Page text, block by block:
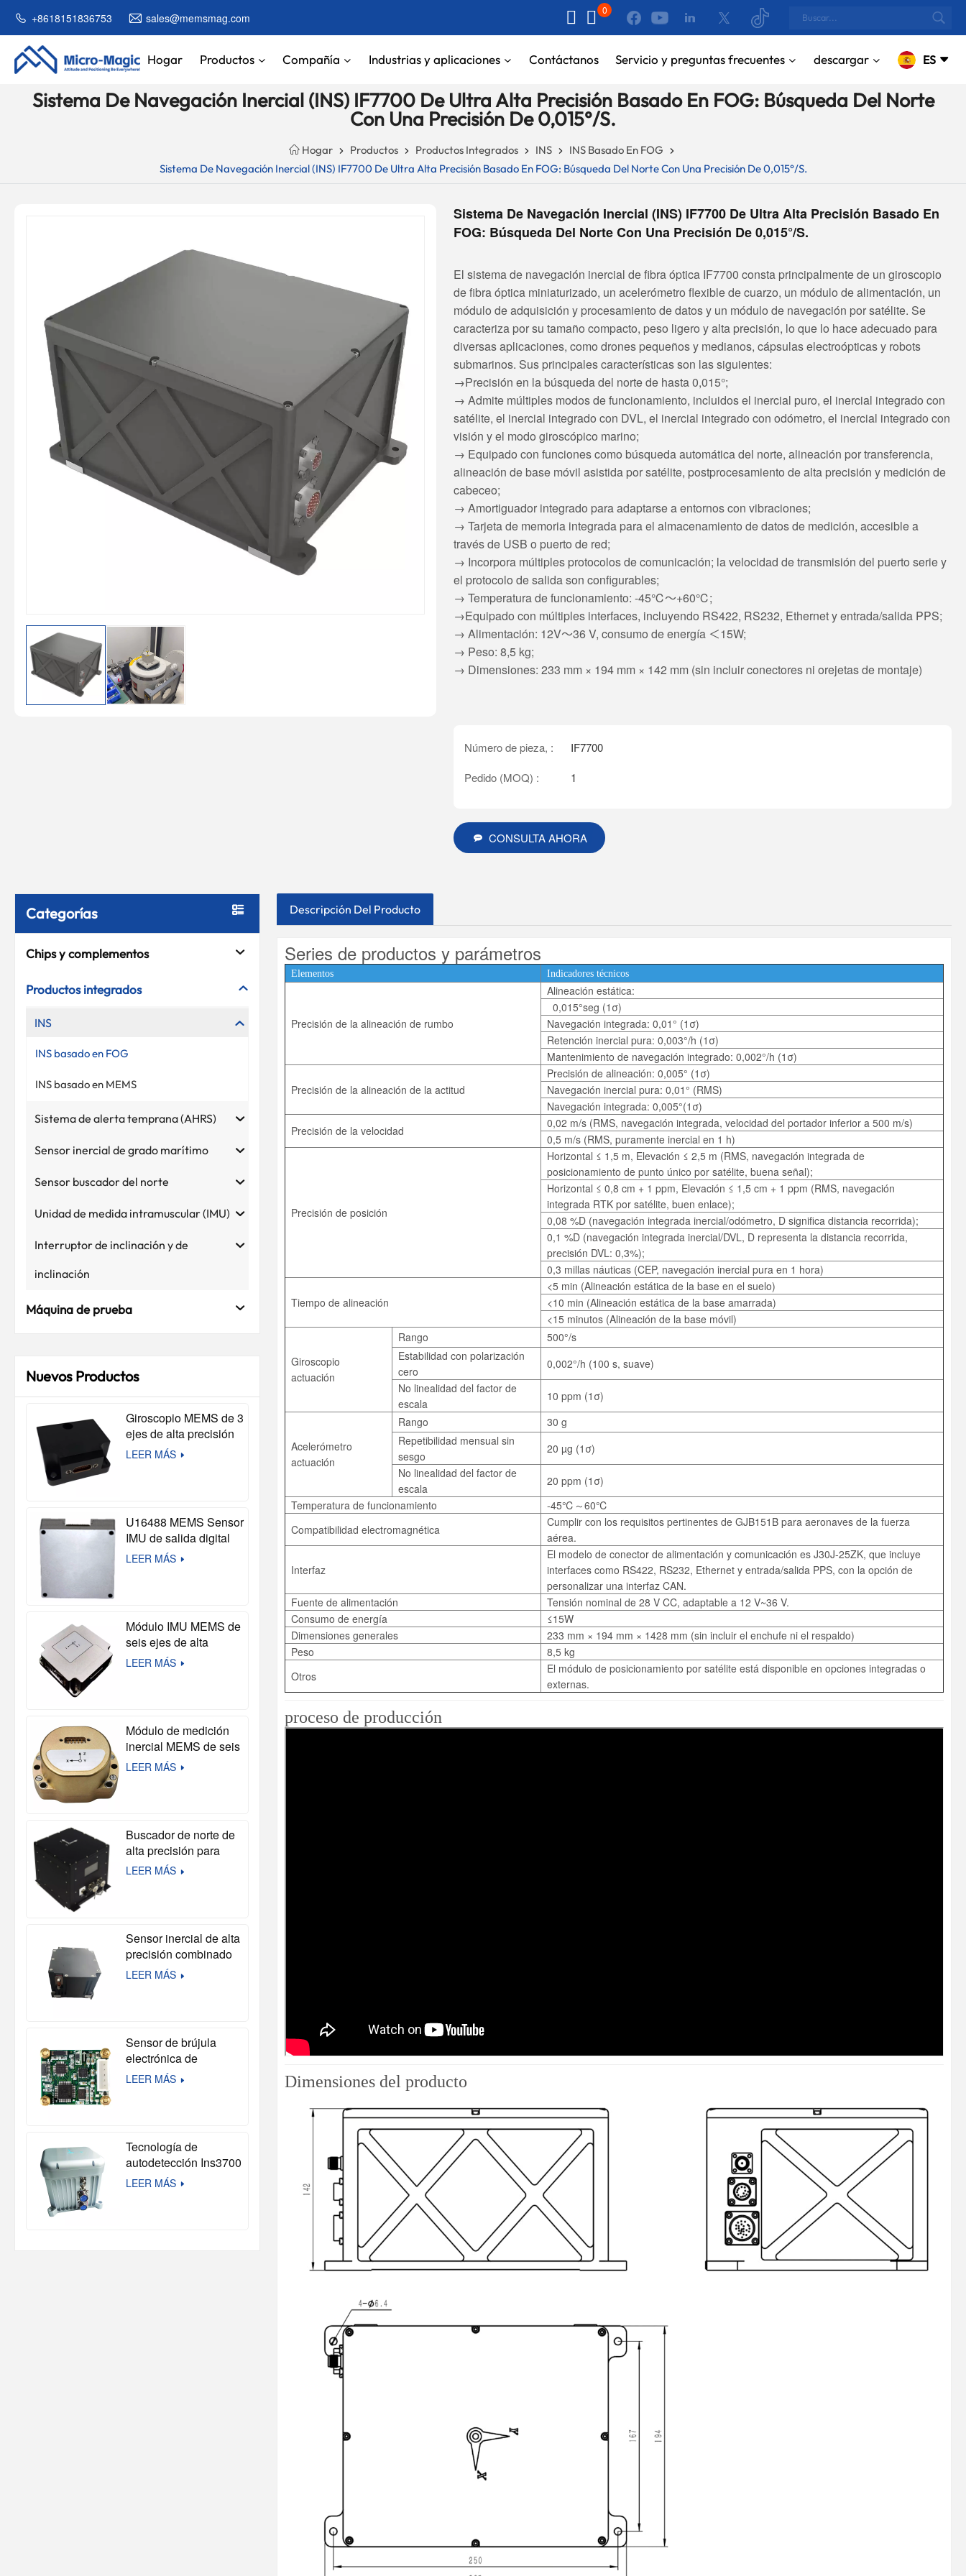
+8618151836753 sales@memsmag.com
0
Hogar Productos Compañía Industrias y aplicaciones Contáctanos Servicio y preguntas frecuentes descargar ES
Português
Sistema De Navegación Inercial (INS) IF7700 De Ultra Alta Precisión Basado En FOG: Búsqueda Del Norte
Con Una Precisión De 0,015°/s.
Hogar Productos Productos Integrados INS
INS Basado En FOG
Sistema De Navegación Inercial (INS) IF7700 De Ultra Alta Precisión Basado En FOG: Búsqueda Del Norte Con Una Precisión De 0,015°/s.
Sistema De Navegación Inercial (INS) IF7700 De Ultra Alta Precisión Basado En
FOG: Búsqueda Del Norte Con Una Precisión De 0,015°/s.
El sistema de navegación inercial de fibra óptica IF7700 consta principalmente de un giroscopio
de fibra óptica miniaturizado, un acelerómetro flexible de cuarzo, un módulo de alimentación, un
módulo de adquisición y procesamiento de datos y un módulo de navegación por satélite. Se
caracteriza por su tamaño compacto, peso ligero y alta precisión, lo que lo hace adecuado para
diversas aplicaciones, como drones pequeños y medianos, cápsulas electroópticas y robots
submarinos. Sus principales características son las siguientes:
→Precisión en la búsqueda del norte de hasta 0,015°;
→ Admite múltiples modos de funcionamiento, incluidos el inercial puro, el inercial integrado con
satélite, el inercial integrado con DVL, el inercial integrado con odómetro, el inercial integrado con
visión y el modo giroscópico marino;
→ Equipado con funciones como búsqueda automática del norte, alineación por transferencia,
alineación de base móvil asistida por satélite, postprocesamiento de alta precisión y medición de
cabeceo;
→ Amortiguador integrado para adaptarse a entornos con vibraciones;
→ Tarjeta de memoria integrada para el almacenamiento de datos de medición, accesible a
través de USB o puerto de red;
→ Incorpora múltiples protocolos de comunicación; la velocidad de transmisión del puerto serie y
el protocolo de salida son configurables;
→ Temperatura de funcionamiento: -45℃～+60℃;
→Equipado con múltiples interfaces, incluyendo RS422, RS232, Ethernet y entrada/salida PPS;
→ Alimentación: 12V～36 V, consumo de energía ＜15W;
→ Peso: 8,5 kg;
→ Dimensiones: 233 mm × 194 mm × 142 mm (sin incluir conectores ni orejetas de montaje)
Número de pieza, :
IF7700
Pedido (MOQ) :
1
CONSULTA AHORA
Categorías
Chips y complementos
Productos integrados
INS
INS basado en FOG
INS basado en MEMS
Sistema de alerta temprana (AHRS)
Sensor inercial de grado marítimo
Sensor buscador del norte
Unidad de medida intramuscular (IMU)
Interruptor de inclinación y de
inclinación
Máquina de prueba
Nuevos Productos
Giroscopio MEMS de 3
ejes de alta precisión
M3G-210 (compatible
LEER MÁS
U16488 MEMS Sensor
IMU de salida digital
de alta precisión
autónomos
LEER MÁS
Módulo IMU MEMS de
seis ejes de alta
precisión U503
LEER MÁS
Módulo de medición
inercial MEMS de seis
ejes de alta precisión
LEER MÁS
Buscador de norte de
alta precisión para
cartografía de
LEER MÁS
Sensor inercial de alta
precisión combinado
con acelerómetro de
LEER MÁS
Sensor de brújula
electrónica de
autocalibración de alto
LEER MÁS
Tecnología de
autodetección Ins3700
sin satélites para
LEER MÁS
Descripción Del Producto
Series de productos y parámetros
Elementos Indicadores técnicos
Precisión de la alineación de rumbo
Alineación estática:
0,015°seg (1σ)
Navegación integrada: 0,01° (1σ)
Retención inercial pura: 0,003°/h (1σ)
Mantenimiento de navegación integrado: 0,002°/h (1σ)
Precisión de la alineación de la actitud
Precisión de alineación: 0,005° (1σ)
Navegación inercial pura: 0,01° (RMS)
Navegación integrada: 0,005°(1σ)
Precisión de la velocidad
0,02 m/s (RMS, navegación integrada, velocidad del portador inferior a 500 m/s)
0,5 m/s (RMS, puramente inercial en 1 h)
Precisión de posición
Horizontal ≤ 1,5 m, Elevación ≤ 2,5 m (RMS, navegación integrada de
posicionamiento de punto único por satélite, buena señal);
Horizontal ≤ 0,8 cm + 1 ppm, Elevación ≤ 1,5 cm + 1 ppm (RMS, navegación
integrada RTK por satélite, buen enlace);
0,08 %D (navegación integrada inercial/odómetro, D significa distancia recorrida);
0,1 %D (navegación integrada inercial/DVL, D representa la distancia recorrida,
precisión DVL: 0,3%);
0,3 millas náuticas (CEP, navegación inercial pura en 1 hora)
Tiempo de alineación
<5 min (Alineación estática de la base en el suelo)
<10 min (Alineación estática de la base amarrada)
<15 minutos (Alineación de la base móvil)
Giroscopio
actuación
Rango
500°/s
Estabilidad con polarización
cero
0,002°/h (100 s, suave)
No linealidad del factor de
escala
10 ppm (1σ)
Acelerómetro
actuación
Rango
30 g
Repetibilidad mensual sin
sesgo
20 µg (1σ)
No linealidad del factor de
escala
20 ppm (1σ)
Temperatura de funcionamiento
-45℃～60℃
Compatibilidad electromagnética
Cumplir con los requisitos pertinentes de GJB151B para aeronaves de la fuerza
aérea.
Interfaz
El modelo de conector de alimentación y comunicación es J30J-25ZK, que incluye
interfaces como RS422, RS232, Ethernet y entrada/salida PPS, con la opción de
personalizar una interfaz CAN.
Fuente de alimentación
Tensión nominal de 28 V CC, adaptable a 12 V~36 V.
Consumo de energía
≤15W
Dimensiones generales
233 mm × 194 mm × 1428 mm (sin incluir el enchufe ni el respaldo)
Peso
8,5 kg
Otros
El módulo de posicionamiento por satélite está disponible en opciones integradas o
externas.
proceso de producción
Dimensiones del producto
CARRO
DE LA
COMPRA
Your